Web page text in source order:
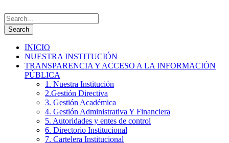
INICIO
NUESTRA INSTITUCIÓN
TRANSPARENCIA Y ACCESO A LA INFORMACIÓN
PÚBLICA
1. Nuestra Institución
2.Gestión Directiva
3. Gestión Académica
4. Gestión Administrativa Y Financiera
5. Autoridades y entes de control
6. Directorio Institucional
7. Cartelera Institucional